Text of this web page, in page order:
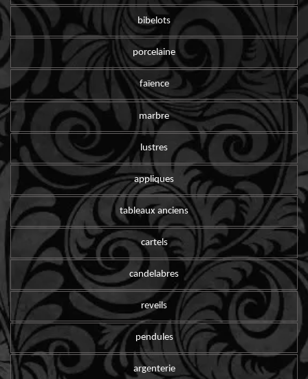
bibelots
porcelaine
faïence
marbre
lustres
appliques
tableaux anciens
cartels
candelabres
reveils
pendules
argenterie